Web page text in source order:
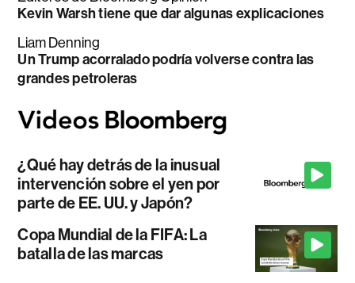
Kevin Warsh tiene que dar algunas explicaciones
Liam Denning
Un Trump acorralado podría volverse contra las
grandes petroleras
¿Qué hay detrás de la inusual
intervención sobre el yen por
parte de EE. UU. y Japón?
Copa Mundial de la FIFA: La
batalla de las marcas